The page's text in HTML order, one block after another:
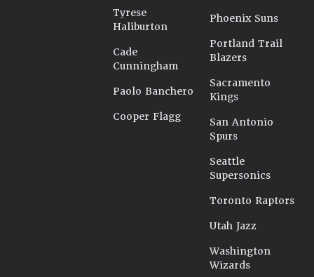
Tyrese
Haliburton
Cade
Cunningham
Paolo Banchero
Cooper Flagg
Phoenix Suns
Portland Trail
Blazers
Sacramento
Kings
San Antonio
Spurs
Seattle
Supersonics
Toronto Raptors
Utah Jazz
Washington
Wizards